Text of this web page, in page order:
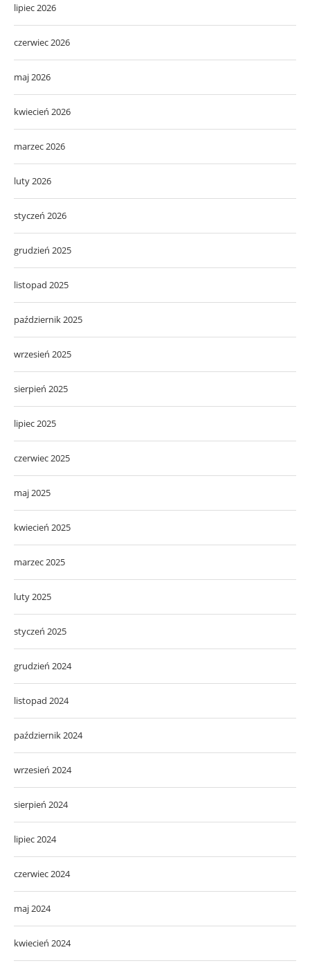
lipiec 2026
czerwiec 2026
maj 2026
kwiecień 2026
marzec 2026
luty 2026
styczeń 2026
grudzień 2025
listopad 2025
październik 2025
wrzesień 2025
sierpień 2025
lipiec 2025
czerwiec 2025
maj 2025
kwiecień 2025
marzec 2025
luty 2025
styczeń 2025
grudzień 2024
listopad 2024
październik 2024
wrzesień 2024
sierpień 2024
lipiec 2024
czerwiec 2024
maj 2024
kwiecień 2024